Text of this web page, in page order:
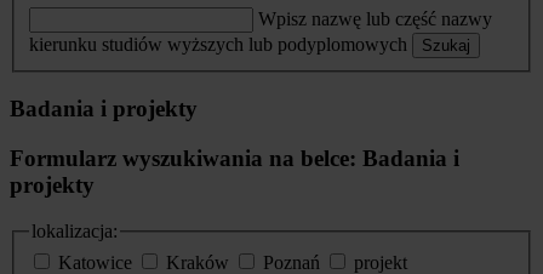
Wpisz nazwę lub część nazwy
kierunku studiów wyższych lub podyplomowych
Szukaj
Badania i projekty
Formularz wyszukiwania na belce: Badania i
projekty
lokalizacja:
Katowice
Kraków Poznań
projekt